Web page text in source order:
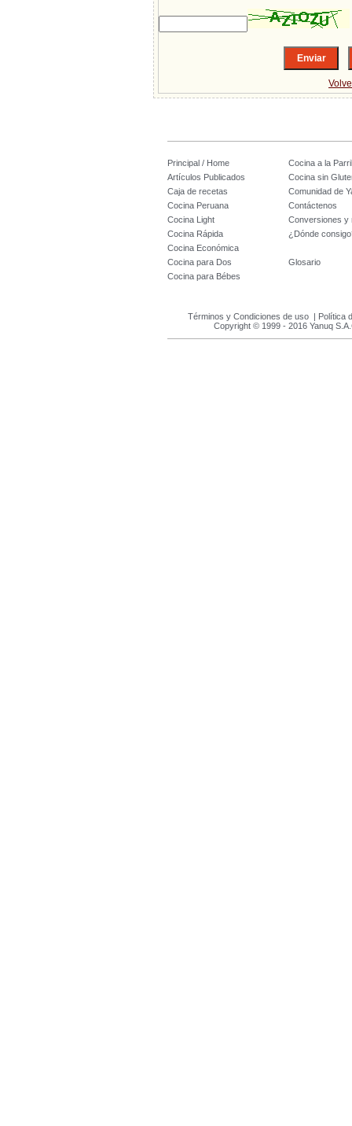
Principal / Home
Cocina a la
Artículos Publicados
Cocina sin
Caja de recetas
Comunidad de
Cocina Peruana
Contáctenos
Cocina Light
Conversiones y
Cocina Rápida
¿Dónde
Cocina Económica
Cocina para Dos
Glosario
Cocina para Bébes
Términos y Condiciones de uso| Política
Copyright © 1999 - 2016 Yanuq